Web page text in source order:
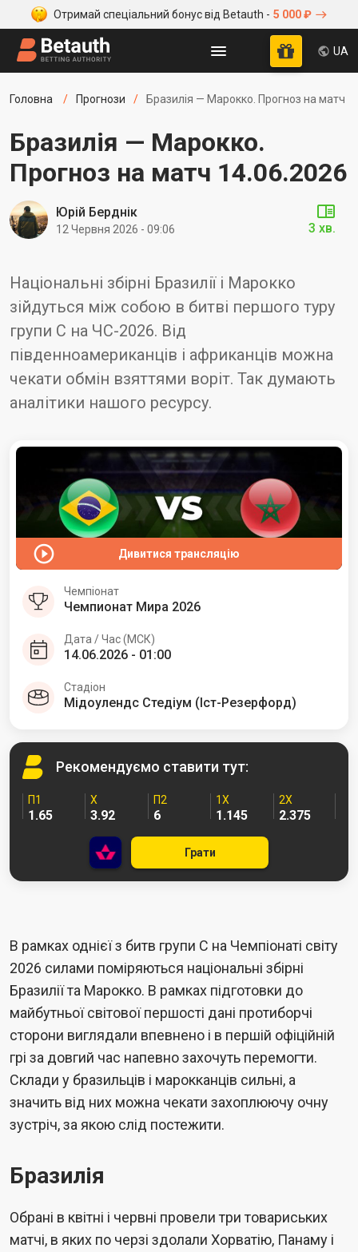
Отримай спеціальний бонус від Betauth - 5 000 ₽
UA
Головна Прогнози Бразилія — Марокко. Прогноз на матч
Бразилія — Марокко.
Прогноз на матч 14.06.2026
Національні збірні Бразилії і Марокко
зійдуться між собою в битві першого туру
групи С на ЧС-2026. Від
південноамериканців і африканців можна
чекати обмін взяттями воріт. Так думають
аналітики нашого ресурсу.
Юрій Берднік
12 Червня 2026 - 09:06 3 хв.
Дивитися трансляцію
Чемпіонат
Чемпионат Мира 2026
Дата / Час (МСК)
14.06.2026 - 01:00
Стадіон
Мідоулендс Стедіум (Іст-Резерфорд)
Рекомендуємо ставити тут:
П1
1.65
Х
3.92
П2
6
1X
1.145
2X
2.375
Грати
В рамках однієї з битв групи С на Чемпіонаті світу
2026 силами поміряються національні збірні
Бразилії та Марокко. В рамках підготовки до
майбутньої світової першості дані протиборчі
сторони виглядали впевнено і в першій офіційній
грі за довгий час напевно захочуть перемогти.
Склади у бразильців і марокканців сильні, а
значить від них можна чекати захоплюючу очну
зустріч, за якою слід постежити.
Бразилія
Обрані в квітні і червні провели три товариських
матчі, в яких по черзі здолали Хорватію, Панаму і